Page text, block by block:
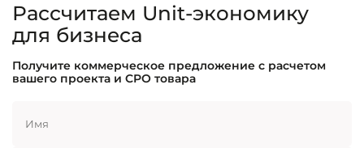
Рассчитаем Unit-экономику
для бизнеса
Получите коммерческое предложение с расчетом
вашего проекта и CPO товара
Имя